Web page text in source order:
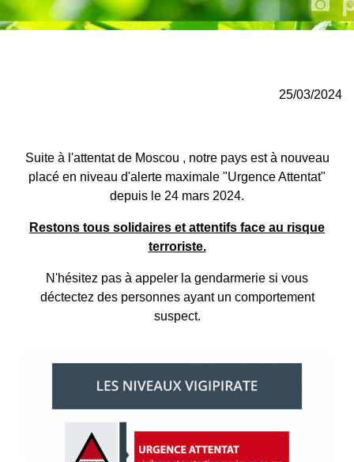
25/03/2024
Suite à l'attentat de Moscou , notre pays est à nouveau
placé en niveau d'alerte maximale "Urgence Attentat"
depuis le 24 mars 2024.
Restons tous solidaires et attentifs face au risque
terroriste.
N'hésitez pas à appeler la gendarmerie si vous
déctectez des personnes ayant un comportement
suspect.